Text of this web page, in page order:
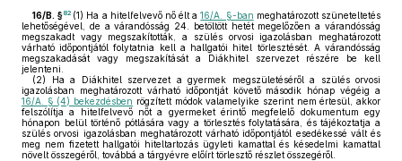
16/B. §82 (1) Ha a hitelfelvevő nő élt a16/A. §-ban meghatározott szüneteltetés
lehetőségével, de a várandósság 24. betöltött hetét megelőzően a várandósság
megszakadt vagy megszakították, a szülés orvosi igazolásban meghatározott
várható időpontjától folytatnia kell a hallgatói hitel törlesztését. A várandósság
megszakadását vagy megszakítását a Diákhitel szervezet részére be kell
jelenteni.
(2) Ha a Diákhitel szervezet a gyermek megszületéséről a szülés orvosi
igazolásban meghatározott várható időpontját követő második hónap végéig a
16/A. § (4) bekezdésben rögzített módok valamelyike szerint nem értesül, akkor
felszólítja a hitelfelvevő nőt a gyermeket érintő megfelelő dokumentum egy
hónapon belül történő pótlására vagy a törlesztés folytatására, és tájékoztatja a
szülés orvosi igazolásban meghatározott várható időpontjától esedékessé vált és
meg nem fizetett hallgatói hiteltartozás ügyleti kamattal és késedelmi kamattal
növelt összegéről, továbbá a tárgyévre előírt törlesztő részlet összegéről.